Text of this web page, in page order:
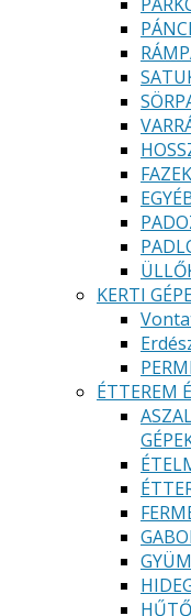
KERTI
ÉTTEREM